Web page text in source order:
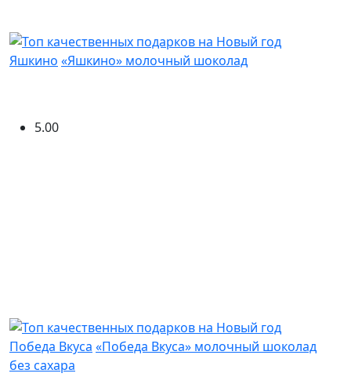
Яшкино «Яшкино» молочный шоколад
5.00
Победа Вкуса «Победа Вкуса» молочный шоколад
без сахара